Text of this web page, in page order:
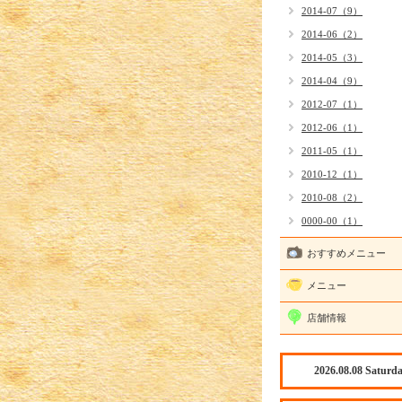
2014-07（9）
2014-06（2）
2014-05（3）
2014-04（9）
2012-07（1）
2012-06（1）
2011-05（1）
2010-12（1）
2010-08（2）
0000-00（1）
おすすめメニュー
メニュー
店舗情報
2026.08.08